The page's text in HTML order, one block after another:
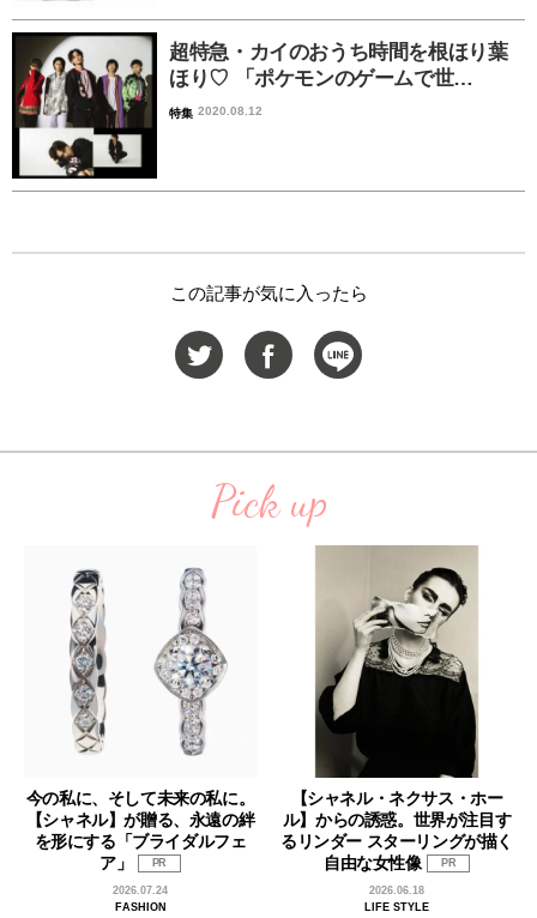
超特急・カイのおうち時間を根ほり葉
ほり♡ 「ポケモンのゲームで世…
特集 2020.08.12
この記事が気に入ったら
Pick up
今の私に、そして未来の私に。
【シャネル】が贈る、永遠の絆
を形にする「ブライダルフェ
ア」
PR
2026.07.24
FASHION
【シャネル・ネクサス・ホー
ル】からの誘惑。世界が注目す
るリンダー スターリングが描く
自由な女性像
PR
2026.06.18
LIFE STYLE